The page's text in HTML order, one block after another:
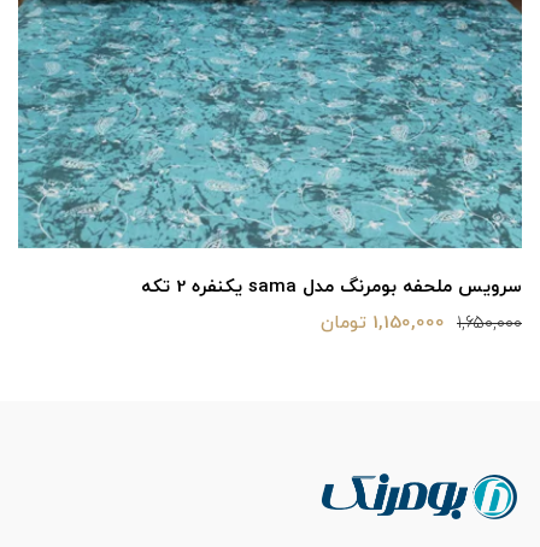
سرویس ملحفه بومرنگ مدل sama دونفره 3 تکه
2,660,000 1,490,000 تومان